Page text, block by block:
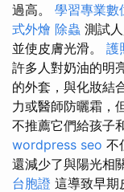
過高。 學習專業數
式外燴 除蟲 測試
並使皮膚光滑。 護
許多人對奶油的明
的外套，與化妝結
力或醫師防曬霜，
不推薦它們給孩子
wordpress seo 不
還減少了與陽光相
台胞證 這導致早期